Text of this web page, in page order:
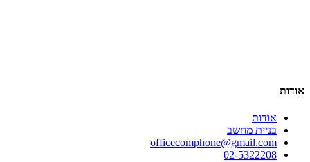
אודות
אודות
בניית מחשב
officecomphone@gmail.com
02-5322208